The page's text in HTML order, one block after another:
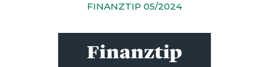
FINANZTIP 05/2024